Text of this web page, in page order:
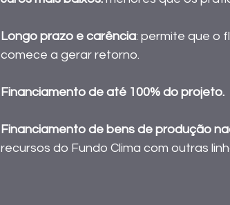
Longo prazo e carência: permite que o
comece a gerar retorno.
Financiamento de até 100% do projeto.
Financiamento de bens de produção
recursos do Fundo Clima com outras